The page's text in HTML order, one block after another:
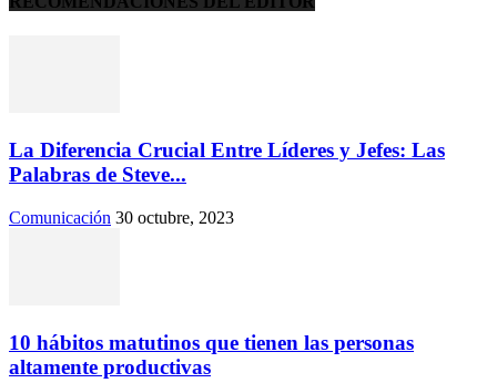
La Diferencia Crucial Entre Líderes y Jefes: Las
Palabras de Steve...
Comunicación 30 octubre, 2023
10 hábitos matutinos que tienen las personas
altamente productivas